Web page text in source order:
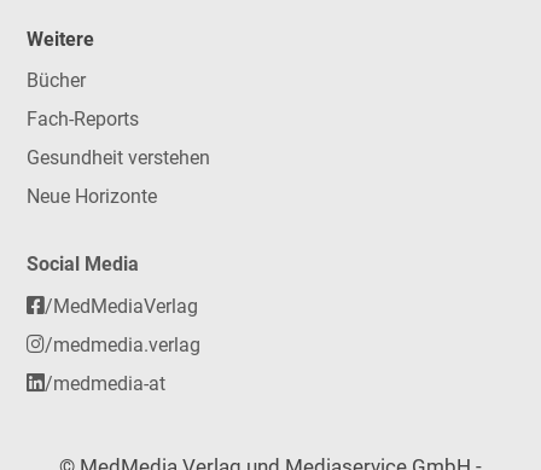
Weitere
Bücher
Fach-Reports
Gesundheit verstehen
Neue Horizonte
Social Media
/MedMediaVerlag
/medmedia.verlag
/medmedia-at